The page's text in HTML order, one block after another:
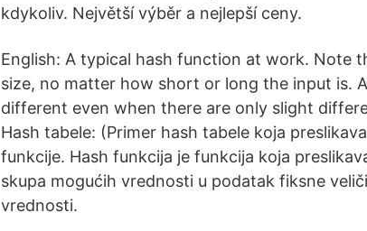
kdykoliv. Největší výběr a nejlepší ceny.
English: A typical hash function at work. Note
size, no matter how short or long the input is.
different even when there are only slight
Hash tabele: (Primer hash tabele koja
funkcije. Hash funkcija je funkcija koja
skupa mogućih vrednosti u podatak fiksne
vrednosti.